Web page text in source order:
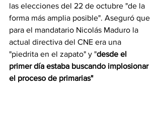
las elecciones del 22 de octubre "de la
forma más amplia posible". Aseguró que
para el mandatario Nicolás Maduro la
actual directiva del CNE era una
"piedrita en el zapato" y "desde el
primer día estaba buscando implosionar
el proceso de primarias"